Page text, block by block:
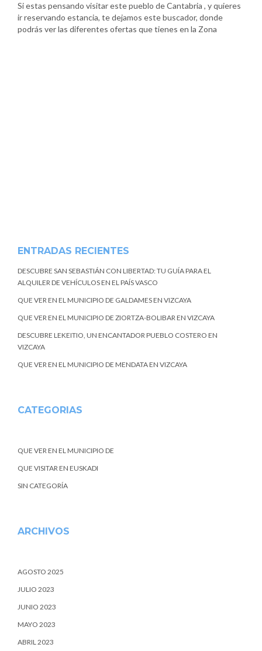
Si estas pensando visitar este pueblo de Cantabria , y quieres
ir reservando estancia, te dejamos este buscador, donde
podrás ver las diferentes ofertas que tienes en la Zona
ENTRADAS RECIENTES
DESCUBRE SAN SEBASTIÁN CON LIBERTAD: TU GUÍA PARA EL
ALQUILER DE VEHÍCULOS EN EL PAÍS VASCO
QUE VER EN EL MUNICIPIO DE GALDAMES EN VIZCAYA
QUE VER EN EL MUNICIPIO DE ZIORTZA-BOLIBAR EN VIZCAYA
DESCUBRE LEKEITIO, UN ENCANTADOR PUEBLO COSTERO EN
VIZCAYA
QUE VER EN EL MUNICIPIO DE MENDATA EN VIZCAYA
CATEGORIAS
QUE VER EN EL MUNICIPIO DE
QUE VISITAR EN EUSKADI
SIN CATEGORÍA
ARCHIVOS
AGOSTO 2025
JULIO 2023
JUNIO 2023
MAYO 2023
ABRIL 2023